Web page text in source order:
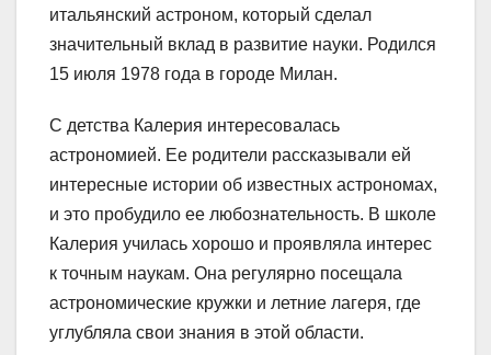
итальянский астроном, который сделал
значительный вклад в развитие науки. Родился
15 июля 1978 года в городе Милан.
С детства Калерия интересовалась
астрономией. Ее родители рассказывали ей
интересные истории об известных астрономах,
и это пробудило ее любознательность. В школе
Калерия училась хорошо и проявляла интерес
к точным наукам. Она регулярно посещала
астрономические кружки и летние лагеря, где
углубляла свои знания в этой области.